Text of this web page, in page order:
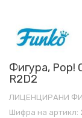
Фигура, Pop!
R2D2
ЛИЦЕНЦИРАНИ
Шифра на артикл: